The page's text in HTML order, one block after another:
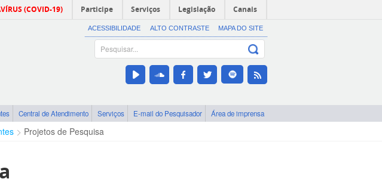
(COVID-19) Participe Serviços Legislação Canais
ACESSIBILIDADE ALTO CONTRASTE MAPA DO SITE
Central de Atendimento Serviços E-mail do Pesquisador Área de imprensa
Projetos de Pesquisa